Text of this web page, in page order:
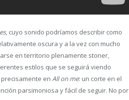
, cuyo sonido podríamos describir como
oscura y a la vez con mucho
en territorio plenamente stoner,
estilos que se seguirá viendo
en All on me: un corte en el
parsimoniosa y fácil de seguir. No por